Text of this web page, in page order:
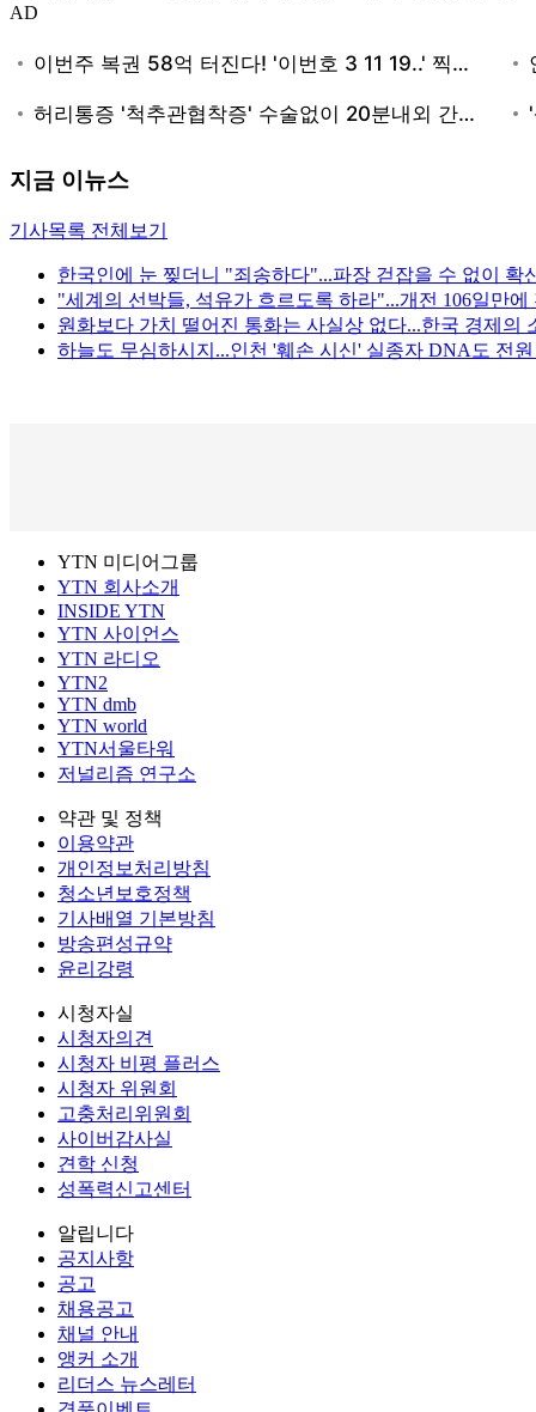
AD
지금 이뉴스
기사목록 전체보기
한국인에 눈 찢더니 "죄송하다"...파장 걷잡을 수 없이 확
"세계의 선박들, 석유가 흐르도록 하라"...개전 106일만에
원화보다 가치 떨어진 통화는 사실상 없다...한국 경제의
하늘도 무심하시지...인천 '훼손 시신' 실종자 DNA도 전
YTN 미디어그룹
YTN 회사소개
INSIDE YTN
YTN 사이언스
YTN 라디오
YTN2
YTN dmb
YTN world
YTN서울타워
저널리즘 연구소
약관 및 정책
이용약관
개인정보처리방침
청소년보호정책
기사배열 기본방침
방송편성규약
윤리강령
시청자실
시청자의견
시청자 비평 플러스
시청자 위원회
고충처리위원회
사이버감사실
견학 신청
성폭력신고센터
알립니다
공지사항
공고
채용공고
채널 안내
앵커 소개
리더스 뉴스레터